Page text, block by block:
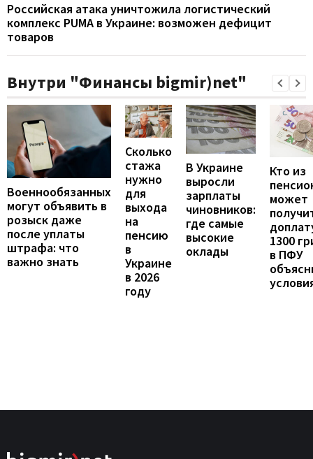
Российская атака уничтожила логистический
комплекс PUMA в Украине: возможен дефицит
товаров
Внутри "Финансы bigmir)net"
Военнообязанных
могут объявить в
розыск даже
после уплаты
штрафа: что
важно знать
Сколько
стажа
нужно
для
выхода
на
пенсию
в
Украине
в 2026
году
В Украине
выросли
зарплаты
чиновников:
где самые
высокие
оклады
Кто из
может
1300
в ПФУ